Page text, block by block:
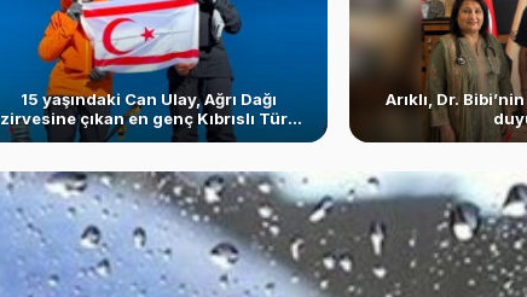
15 yaşındaki Can Ulay, Ağrı Dağı
zirvesine çıkan en genç Kıbrıslı Türk
Arıklı, Dr. Bibi’nin